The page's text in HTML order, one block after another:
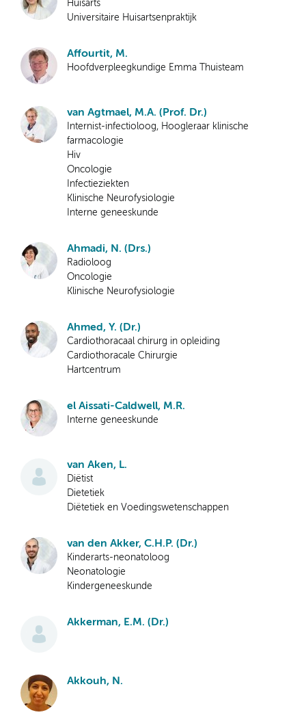
Huisarts
Universitaire Huisartsenpraktijk
Affourtit, M.
Hoofdverpleegkundige Emma Thuisteam
van Agtmael, M.A. (Prof. Dr.)
Internist-infectioloog, Hoogleraar klinische
farmacologie
Hiv
Oncologie
Infectieziekten
Klinische Neurofysiologie
Interne geneeskunde
Ahmadi, N. (Drs.)
Radioloog
Oncologie
Klinische Neurofysiologie
Ahmed, Y. (Dr.)
Cardiothoracaal chirurg in opleiding
Cardiothoracale Chirurgie
Hartcentrum
el Aissati-Caldwell, M.R.
Interne geneeskunde
van Aken, L.
Diëtist
Dietetiek
Diëtetiek en Voedingswetenschappen
van den Akker, C.H.P. (Dr.)
Kinderarts-neonatoloog
Neonatologie
Kindergeneeskunde
Akkerman, E.M. (Dr.)
Akkouh, N.